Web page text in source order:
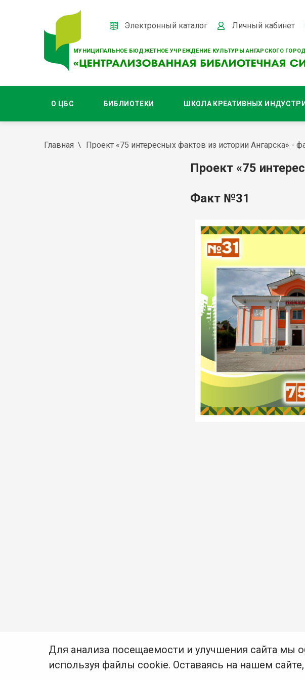
МУНИЦИПАЛЬНОЕ БЮДЖЕТНОЕ УЧРЕЖДЕНИЕ КУЛЬТУРЫ АНГАРСКОГО
Электронный каталог Личный кабинет
О ЦБС БИБЛИОТЕКИ ШКОЛА КРЕАТИВНЫХ
Главная Проект «75 интересных фактов из истории Ангарска» -
Проект «75
Факт №31
Для анализа посещаемости и улучшения сайта мы
используя файлы cookie. Оставаясь на нашем